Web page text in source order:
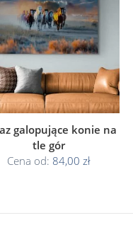
galopujące konie na
tle gór
Cena od: 84,00 zł